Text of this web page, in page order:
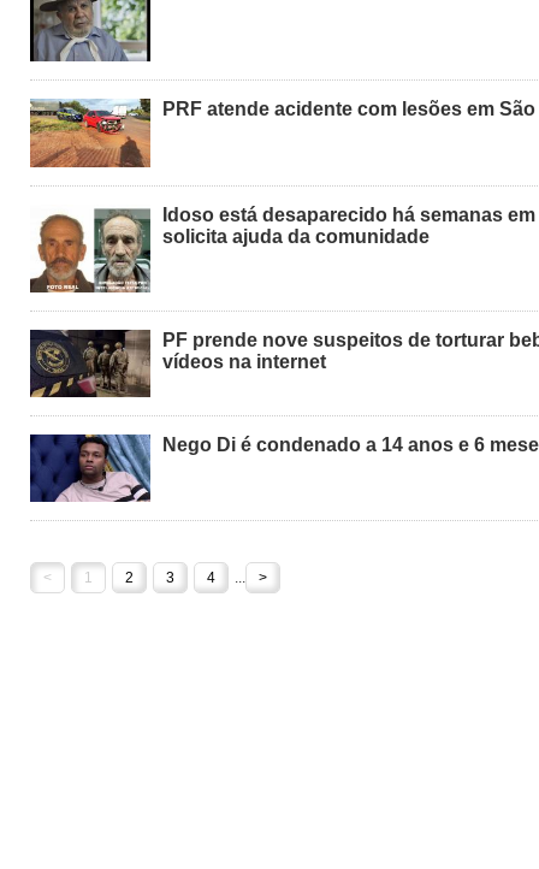
PRF atende acidente com lesões em
Idoso está desaparecido há semanas
solicita ajuda da comunidade
PF prende nove suspeitos de torturar
vídeos na internet
Nego Di é condenado a 14 anos e 6
< 1 2 3 4 ... >